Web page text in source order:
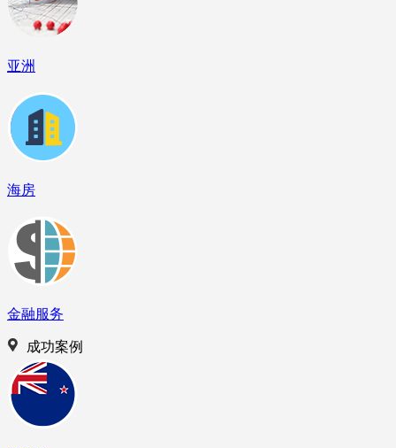
亚洲
海房
金融服务
成功案例